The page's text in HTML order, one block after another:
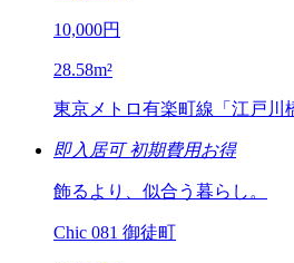
10,000円
28.58m²
東京メトロ有楽町線「江戸
即入居可 初期費用お得
飾るより、似合う暮らし。
Chic 081 御徒町